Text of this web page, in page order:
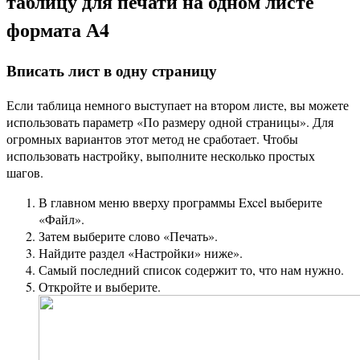
формата А4
Вписать лист в одну страницу
Если таблица немного выступает на втором листе, вы можете
использовать параметр «По размеру одной страницы». Для
огромных вариантов этот метод не сработает. Чтобы
использовать настройку, выполните несколько простых
шагов.
В главном меню вверху программы Excel выберите
«Файл».
Затем выберите слово «Печать».
Найдите раздел «Настройки» ниже».
Самый последний список содержит то, что нам нужно.
Откройте и выберите.